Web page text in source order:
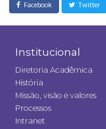
Facebook Twitter
Institucional
Diretoria Acadêmica
História
Missão, visão e valores
Processos
Intranet